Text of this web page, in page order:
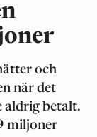
och
när det
aldrig betalt.
miljoner